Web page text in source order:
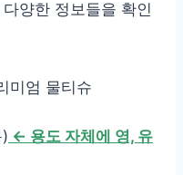
양한 정보들을 확인
미엄 물티슈
← 용도 자체에 영, 유